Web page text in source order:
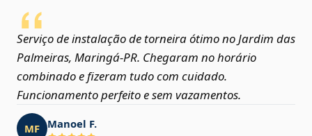
Serviço de instalação de torneira ótimo no Jardim das
Palmeiras, Maringá‑PR. Chegaram no horário
combinado e fizeram tudo com cuidado.
Funcionamento perfeito e sem vazamentos.
MF Manoel F.